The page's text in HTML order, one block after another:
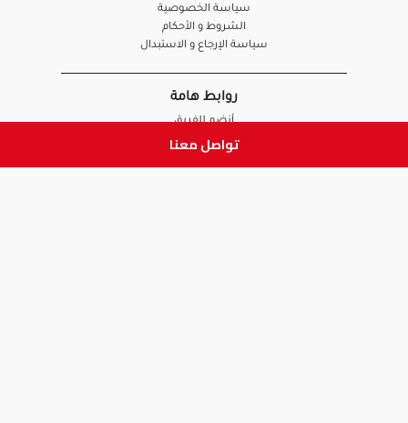
تواصل معنا
سياسة الخصوصية
الشروط و الأحكام
سياسة الإرجاع و الاستبدال
روابط هامة
أنضم للفريق
نصائح آدم